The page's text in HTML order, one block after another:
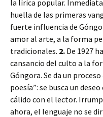
la lírica popular.
huella de las primeras
fuerte influencia de
amor al arte, a la forma
tradicionales. 2. De 1927
cansancio del culto a la
Góngora. Se da un
poesía”: se busca un
cálido con el lector.
ahora, el lenguaje no se